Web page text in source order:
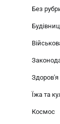
Без
Здоров'я
Їжа та
Космос